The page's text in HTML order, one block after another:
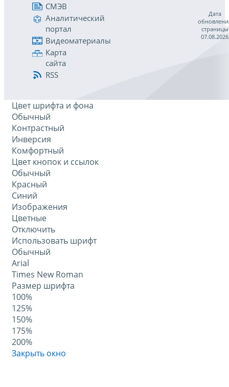
СМЭВ
Аналитический
портал
Видеоматериалы
Карта
сайта
RSS
Дата
страницы
07.08.2026
Цвет шрифта и фона
Обычный
Контрастный
Инверсия
Комфортный
Цвет кнопок и ссылок
Обычный
Красный
Синий
Изображения
Цветные
Отключить
Использовать шрифт
Обычный
Arial
Times New Roman
Размер шрифта
100%
125%
150%
175%
200%
Закрыть окно